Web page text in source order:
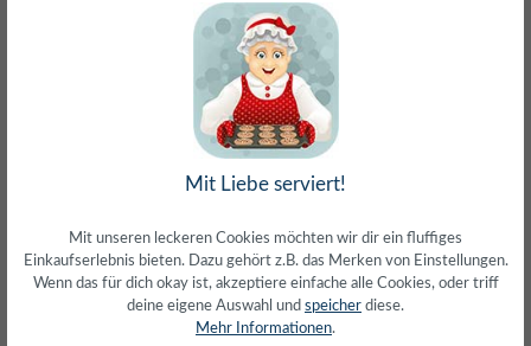
ohne Risiko bestellen
– Frag den Profi!
kostenlos und persönlich
Über 20+ Jahre Erfahrung
wir wissen von was wir sprechen
Beschreibung
Modellnummer: CL1016M-AT-XGKVM-Konsole mit 17-
Zoll-LCD-Bildschirm in ausziehbarem Gehäuse mit
Freiraum auf der Ober- und Unt…Mehr
Mit Liebe serviert!
Mit unseren leckeren Cookies möchten wir dir ein fluffiges
Einkaufserlebnis bieten. Dazu gehört z.B. das Merken von Einstellungen.
Wenn das für dich okay ist, akzeptiere einfache alle Cookies, oder triff
deine eigene Auswahl und speicher diese.
Mehr Informationen.